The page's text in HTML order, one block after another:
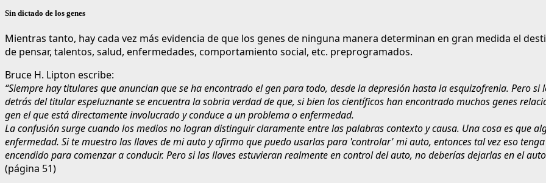
Sin dictado de los genes
Mientras tanto, hay cada vez más evidencia de que los genes de ninguna manera determinan en gran medida el
de pensar, talentos, salud, enfermedades, comportamiento social, etc. preprogramados.
Bruce H. Lipton escribe:
“Siempre hay titulares que anuncian que se ha encontrado el gen para todo, desde la depresión hasta la esquizofrenia. Pero
detrás del titular espeluznante se encuentra la sobria verdad de que, si bien los científicos han encontrado muchos genes
gen el que está directamente involucrado y conduce a un problema o enfermedad.
La confusión surge cuando los medios no logran distinguir claramente entre las palabras contexto y causa. Una cosa es que
enfermedad. Si te muestro las llaves de mi auto y afirmo que puedo usarlas para 'controlar' mi auto, entonces tal vez eso
encendido para comenzar a conducir. Pero si las llaves estuvieran realmente en control del auto, no deberías dejarlas en el
(página 51)